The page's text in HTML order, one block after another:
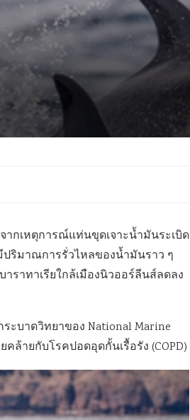
กเหตุการณ์แท่นขุดเจาะน้ำมันระเบิด
ปริมาณการรั่วไหลของน้ำมันราว ๆ
ราทาเรียใกล้เมืองนิวออร์ลีนส์ลดลง
ระบาดวิทยาของ National Marine
ล้ายกับโรคปอดอุดกั้นเรื้อรัง (COPD)